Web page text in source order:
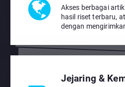
Akses berbagai
hasil riset terbaru,
dengan
Jejaring &